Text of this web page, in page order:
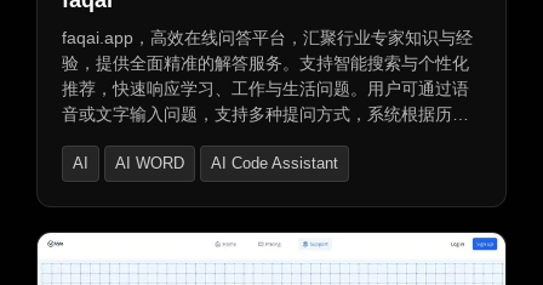
faqai.app，高效在线问答平台，汇聚行业专家知识与经
验，提供全面精准的解答服务。支持智能搜索与个性化
推荐，快速响应学习、工作与生活问题。用户可通过语
音或文字输入问题，支持多种提问方式，系统根据历史
跨平台访问，不同设备轻松登录，知识触手可及。
AI AI WORD AI Code Assistant